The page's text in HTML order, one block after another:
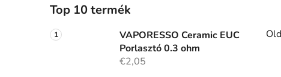
Top 10 termék
VAPORESSO Ceramic EUC
Porlasztó 0.3 ohm
€2,05